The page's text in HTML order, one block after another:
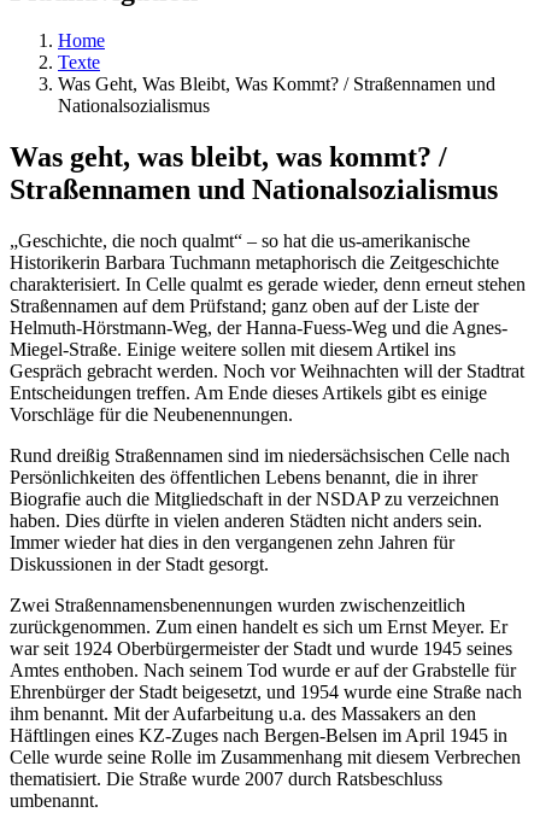
Home
Texte
Was Geht, Was Bleibt, Was Kommt? / Straßennamen und
Nationalsozialismus
Was geht, was bleibt, was kommt? /
Straßennamen und Nationalsozialismus
„Geschichte, die noch qualmt“ – so hat die us-amerikanische
Historikerin Barbara Tuchmann metaphorisch die Zeitgeschichte
charakterisiert. In Celle qualmt es gerade wieder, denn erneut stehen
Straßennamen auf dem Prüfstand; ganz oben auf der Liste der
Helmuth-Hörstmann-Weg, der Hanna-Fuess-Weg und die Agnes-
Miegel-Straße. Einige weitere sollen mit diesem Artikel ins
Gespräch gebracht werden. Noch vor Weihnachten will der Stadtrat
Entscheidungen treffen. Am Ende dieses Artikels gibt es einige
Vorschläge für die Neubenennungen.
Rund dreißig Straßennamen sind im niedersächsischen Celle nach
Persönlichkeiten des öffentlichen Lebens benannt, die in ihrer
Biografie auch die Mitgliedschaft in der NSDAP zu verzeichnen
haben. Dies dürfte in vielen anderen Städten nicht anders sein.
Immer wieder hat dies in den vergangenen zehn Jahren für
Diskussionen in der Stadt gesorgt.
Zwei Straßennamensbenennungen wurden zwischenzeitlich
zurückgenommen. Zum einen handelt es sich um Ernst Meyer. Er
war seit 1924 Oberbürgermeister der Stadt und wurde 1945 seines
Amtes enthoben. Nach seinem Tod wurde er auf der Grabstelle für
Ehrenbürger der Stadt beigesetzt, und 1954 wurde eine Straße nach
ihm benannt. Mit der Aufarbeitung u.a. des Massakers an den
Häftlingen eines KZ-Zuges nach Bergen-Belsen im April 1945 in
Celle wurde seine Rolle im Zusammenhang mit diesem Verbrechen
thematisiert. Die Straße wurde 2007 durch Ratsbeschluss
umbenannt.